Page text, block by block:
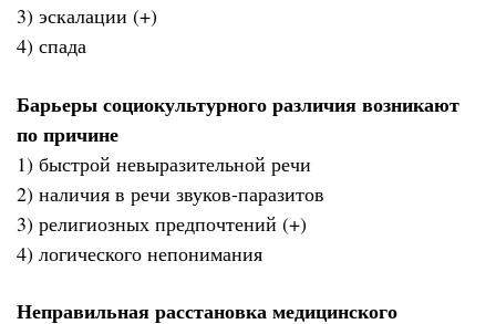
3) эскалации (+)
4) спада
Барьеры социокультурного различия возникают
по причине
1) быстрой невыразительной речи
2) наличия в речи звуков-паразитов
3) религиозных предпочтений (+)
4) логического непонимания
Неправильная расстановка медицинского